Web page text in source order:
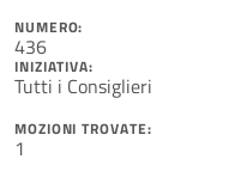
NUMERO:
436
INIZIATIVA:
Tutti i Consiglieri
MOZIONI TROVATE:
1